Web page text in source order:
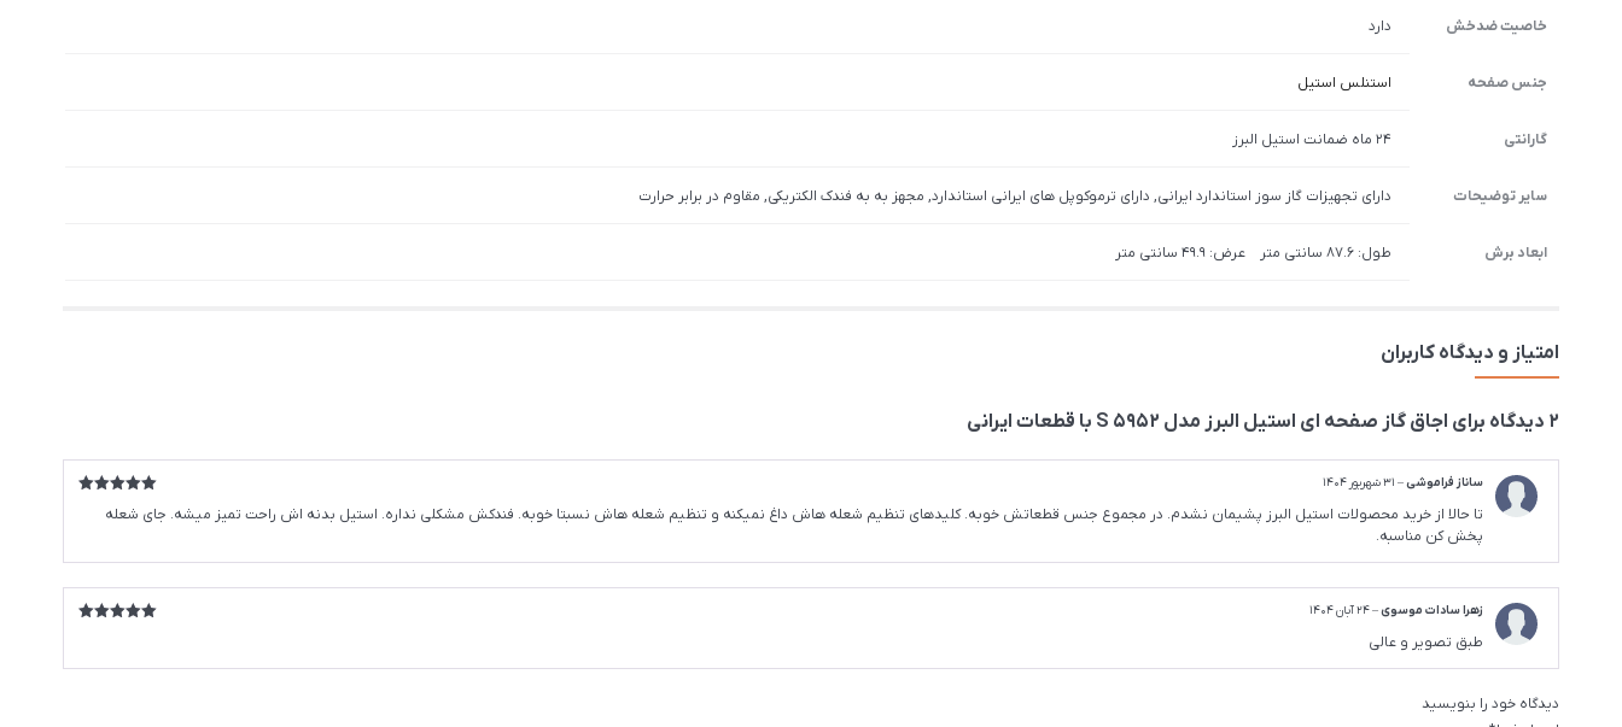
خاصیت ضدخش دارد
جنس صفحه استنلس استیل
گارانتی 24 ماه ضمانت استیل البرز
سایر توضیحات دارای تجهیزات گاز سوز استاندارد ایرانی, دارای ترموکوپل های ایرانی استاندارد, مجهز به به فندک الکتریکی, مقاوم در برابر حرارت
ابعاد برش طول: 87.6 سانتی متر عرض: 49.9 سانتی متر
امتیاز و دیدگاه کاربران
2 دیدگاه برای اجاق گاز صفحه ای استیل البرز مدل S 5952 با قطعات ایرانی
5
ساناز فراموشی– 31 شهریور 1404
تا حالا از خرید محصولات استیل البرز پشیمان نشدم. در مجموع جنس قطعاتش خوبه. کلیدهای تنظیم شعله هاش داغ نمیکنه و تنظیم شعله هاش نسبتا خوبه. فندکش مشکلی نداره. استیل بدنه اش راحت تمیز میشه. جای شعله
پخش کن مناسبه.
زهرا سادات موسوی–24 آبان 1404
طبق تصویر و عالی
دیدگاه خود را بنویسید